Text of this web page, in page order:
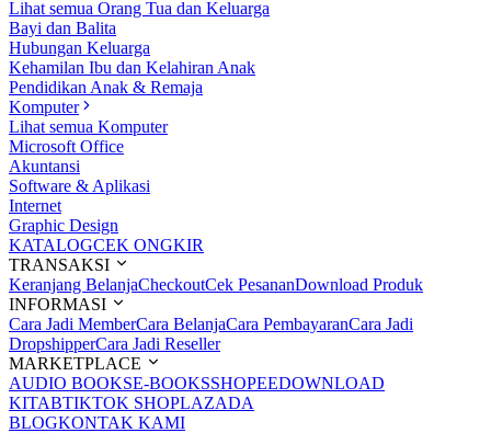
Lihat semua Orang Tua dan Keluarga
Bayi dan Balita
Hubungan Keluarga
Kehamilan Ibu dan Kelahiran Anak
Pendidikan Anak & Remaja
Komputer
Lihat semua Komputer
Microsoft Office
Akuntansi
Software & Aplikasi
Internet
Graphic Design
KATALOGCEK ONGKIR
TRANSAKSI
Keranjang BelanjaCheckoutCek PesananDownload Produk
INFORMASI
Cara Jadi MemberCara BelanjaCara PembayaranCara Jadi
DropshipperCara Jadi Reseller
MARKETPLACE
AUDIO BOOKSE-BOOKSSHOPEEDOWNLOAD
KITABTIKTOK SHOPLAZADA
BLOGKONTAK KAMI